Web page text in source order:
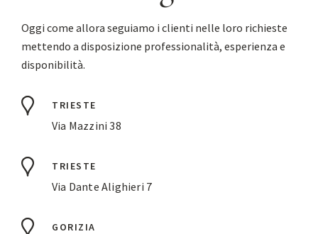
Oggi come allora seguiamo i clienti nelle loro richieste
mettendo a disposizione professionalità, esperienza e
disponibilità.
TRIESTE
Via Mazzini 38
TRIESTE
Via Dante Alighieri 7
GORIZIA